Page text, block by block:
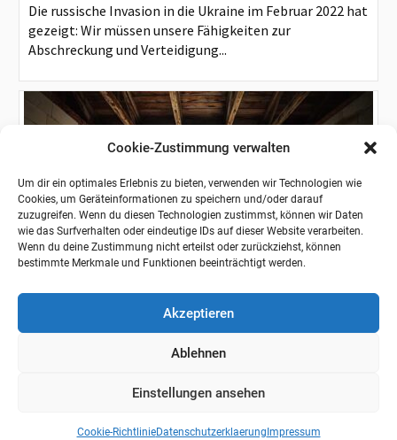
Cookie-Zustimmung verwalten
Um dir ein optimales Erlebnis zu bieten, verwenden wir Technologien wie
Cookies, um Geräteinformationen zu speichern und/oder darauf
zuzugreifen. Wenn du diesen Technologien zustimmst, können wir Daten
wie das Surfverhalten oder eindeutige IDs auf dieser Website verarbeiten.
Wenn du deine Zustimmung nicht erteilst oder zurückziehst, können
bestimmte Merkmale und Funktionen beeinträchtigt werden.
Akzeptieren
Ablehnen
Einstellungen ansehen
Cookie-RichtlinieDatenschutzerklaerung Impressum
Die russische Invasion in die Ukraine im Februar 2022 hat
gezeigt: Wir müssen unsere Fähigkeiten zur
Abschreckung und Verteidigung...
Der Aufklärungs- und
Wirkungsverbund der Bundeswehr im
Vom Nachzügler zum Vorreiter Die Bundeswehr steht
an einem technologischen Wendepunkt. Während die
Drohnendebatte vor einem Jahrzehnt noch als...